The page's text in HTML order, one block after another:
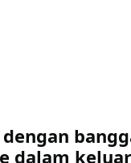
dengan
dalam